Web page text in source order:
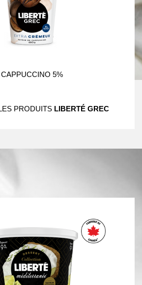
CAPPUCCINO 5%
PRODUITS LIBERTÉ GREC